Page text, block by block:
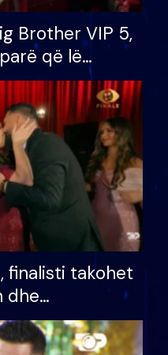
Brother VIP 5,
që lë
për
finalisti takohet
dhe
ndonjë letër